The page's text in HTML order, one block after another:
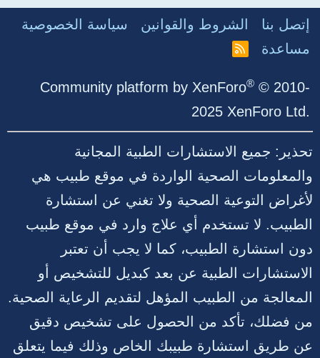
إتصل بنا الشروط والقوانين
سياسة الخصوصية
مساعدة
R
Community platform by XenForo® © 2010-
2025 XenForo Ltd.
تحذير: جميع الاستشارات الطبية المجانية
والمعلومات الصحية الواردة في موقع طبيب هي
لأغراض التوعية الصحية ولا تغني عن استشارة
الطبيب. لا تستخدم أي علاج وارد في موقع طبيب
دون استشارة الطبيب، كما لا يجب أن تعتبر
الاستشارات الطبية عن بعد كبديل للتشخيص أو
المعالجة من الطبيب المؤهل لتقديم الرعاية الصحية.
من فضلك، تأكد من الحصول على تشخيص دقيق
عن طريق استشارة طبيبك الخاص وذلك فيما يتعلق